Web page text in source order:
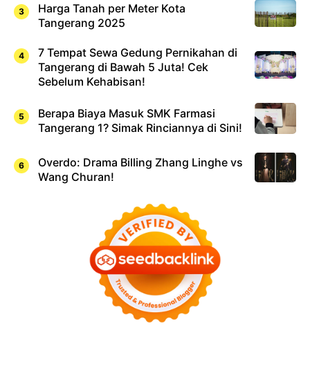
Harga Tanah per Meter Kota
Tangerang 2025
7 Tempat Sewa Gedung Pernikahan di
Tangerang di Bawah 5 Juta! Cek
Sebelum Kehabisan!
Berapa Biaya Masuk SMK Farmasi
Tangerang 1? Simak Rinciannya di Sini!
Overdo: Drama Billing Zhang Linghe vs
Wang Churan!